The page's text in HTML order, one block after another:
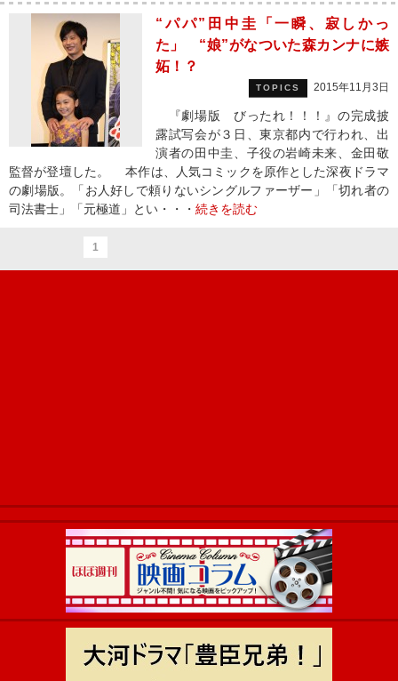
“パパ”田中圭「一瞬、寂しかっ
た」 “娘”がなついた森カンナに嫉
妬！？
TOPICS 2015年11月3日
『劇場版 びったれ！！！』の完成披
露試写会が３日、東京都内で行われ、出
演者の田中圭、子役の岩崎未来、金田敬
監督が登壇した。 本作は、人気コミックを原作とした深夜ドラマ
の劇場版。「お人好しで頼りないシングルファーザー」「切れ者の
司法書士」「元極道」とい・・・ 続きを読む
1